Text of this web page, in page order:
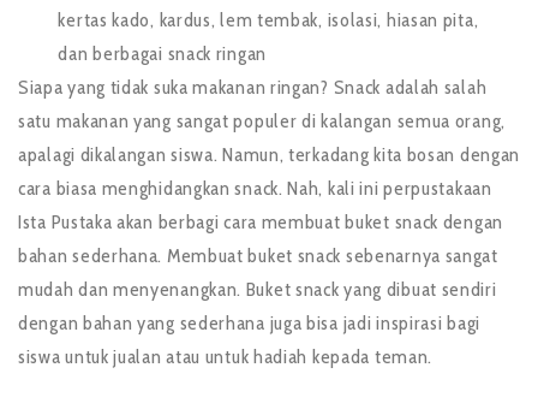
kertas kado, kardus, lem tembak, isolasi, hiasan pita,
dan berbagai snack ringan
Siapa yang tidak suka makanan ringan? Snack adalah salah
satu makanan yang sangat populer di kalangan semua orang,
apalagi dikalangan siswa. Namun, terkadang kita bosan dengan
cara biasa menghidangkan snack. Nah, kali ini perpustakaan
Ista Pustaka akan berbagi cara membuat buket snack dengan
bahan sederhana. Membuat buket snack sebenarnya sangat
mudah dan menyenangkan. Buket snack yang dibuat sendiri
dengan bahan yang sederhana juga bisa jadi inspirasi bagi
siswa untuk jualan atau untuk hadiah kepada teman.